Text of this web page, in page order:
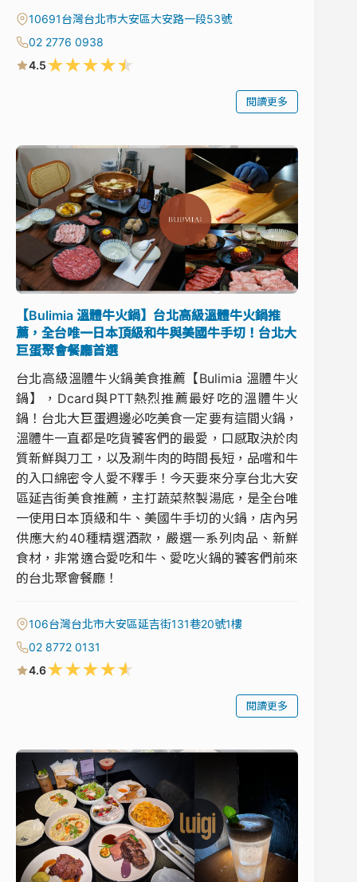
10691台灣台北市大安區大安路一段53號
02 2776 0938
4.5★★★★★
閱讀更多
【Bulimia 溫體牛火鍋】台北高級溫體牛火鍋推
薦，全台唯一日本頂級和牛與美國牛手切！台北大
巨蛋聚會餐廳首選
台北高級溫體牛火鍋美食推薦【Bulimia 溫體牛火
鍋】，Dcard與PTT熱烈推薦最好吃的溫體牛火
鍋！台北大巨蛋週邊必吃美食一定要有這間火鍋，
溫體牛一直都是吃貨饕客們的最愛，口感取決於肉
質新鮮與刀工，以及涮牛肉的時間長短，品嚐和牛
的入口綿密令人愛不釋手！今天要來分享台北大安
區延吉街美食推薦，主打蔬菜熬製湯底，是全台唯
一使用日本頂級和牛、美國牛手切的火鍋，店內另
供應大約40種精選酒款，嚴選一系列肉品、新鮮
食材，非常適合愛吃和牛、愛吃火鍋的饕客們前來
的台北聚會餐廳！
106台灣台北市大安區延吉街131巷20號1樓
02 8772 0131
4.6★★★★★
閱讀更多